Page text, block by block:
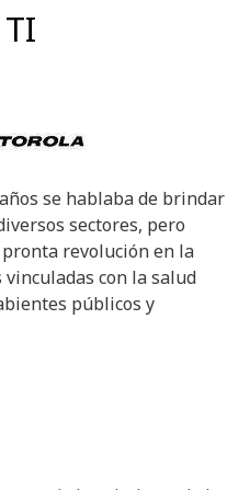
se hablaba de brindar
sectores, pero
revolución en la
con la salud
públicos y